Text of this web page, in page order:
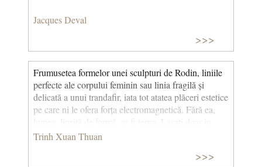
Jacques Deval
>>>
Frumusetea formelor unei sculpturi de Rodin, liniile
perfecte ale corpului feminin sau linia fragilă și
delicată a unui trandafir, iata tot atatea plăceri estetice
pe care ni le ofera forța electromagnetică. Fără ea,
lumea, lipsită de formă, ar fi terna. Lasati doar in
seama gravitației, atomii ar fi gigantici, iar stelele ar
Trinh Xuan Thuan
>>>